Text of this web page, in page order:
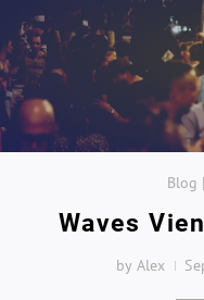
Blog
Waves
by Alex